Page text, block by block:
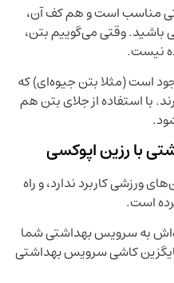
مناسب است و هم کف آن،
وقتی می‌گوییم بتن،
نیست.
است (مثلا بتن جیوه‌ای) که
با استفاده از جلای بتن هم
با رزین اپوکسی
ورزشی کاربرد ندارد، و راه
است.
به سرویس بهداشتی شما
کاشی سرویس بهداشتی